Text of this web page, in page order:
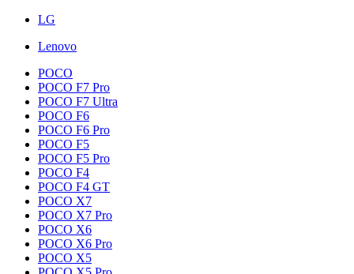
LG
Lenovo
POCO
POCO F7 Pro
POCO F7 Ultra
POCO F6
POCO F6 Pro
POCO F5
POCO F5 Pro
POCO F4
POCO F4 GT
POCO X7
POCO X7 Pro
POCO X6
POCO X6 Pro
POCO X5